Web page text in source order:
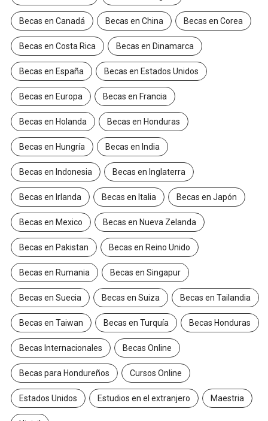
Becas en Canadá Becas en China Becas en Corea
Becas en Costa Rica Becas en Dinamarca
Becas en España Becas en Estados Unidos
Becas en Europa Becas en Francia
Becas en Holanda Becas en Honduras
Becas en Hungría Becas en India
Becas en Indonesia Becas en Inglaterra
Becas en Irlanda Becas en Italia Becas en Japón
Becas en Mexico Becas en Nueva Zelanda
Becas en Pakistan Becas en Reino Unido
Becas en Rumania Becas en Singapur
Becas en Suecia Becas en Suiza Becas en Tailandia
Becas en Taiwan Becas en Turquía Becas Honduras
Becas Internacionales Becas Online
Becas para Hondureños Cursos Online
Estados Unidos Estudios en el extranjero Maestria